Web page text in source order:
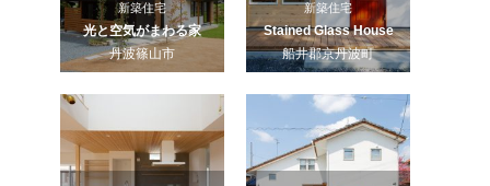
新築住宅
光と空気がまわる家
丹波篠山市
新築住宅
Stained Glass House
船井郡京丹波町